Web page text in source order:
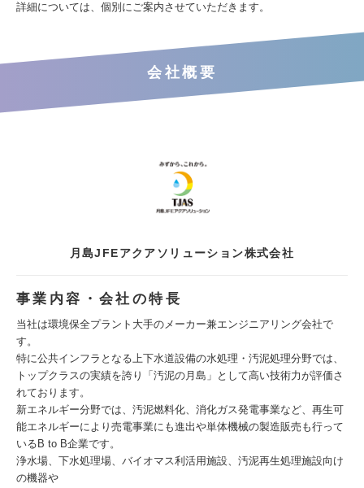
詳細については、個別にご案内させていただきます。
会社概要
月島JFEアクアソリューション株式会社
事業内容・会社の特長
当社は環境保全プラント大手のメーカー兼エンジニアリング会社で
す。
特に公共インフラとなる上下水道設備の水処理・汚泥処理分野では、
トップクラスの実績を誇り「汚泥の月島」として高い技術力が評価さ
れております。
新エネルギー分野では、汚泥燃料化、消化ガス発電事業など、再生可
能エネルギーにより売電事業にも進出や単体機械の製造販売も行って
いるB to B企業です。
浄水場、下水処理場、バイオマス利活用施設、汚泥再生処理施設向け
の機器や